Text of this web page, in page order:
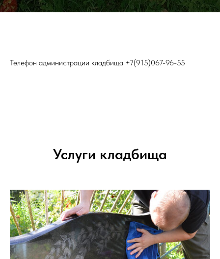
Телефон администрации кладбища +7(915)067-96-55
Услуги кладбища